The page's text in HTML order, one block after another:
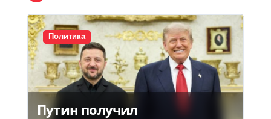
ц
и
я
п
Политика
Путин получил